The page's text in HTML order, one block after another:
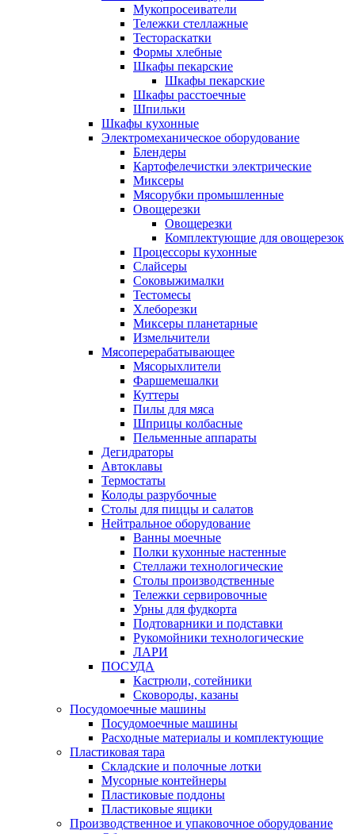
Мукопросеиватели
Тележки стеллажные
Тестораскатки
Формы хлебные
Шкафы пекарские
Шкафы пекарские
Шкафы расстоечные
Шпильки
Шкафы кухонные
Электромеханическое оборудование
Блендеры
Картофелечистки электрические
Миксеры
Мясорубки промышленные
Овощерезки
Овощерезки
Комплектующие для овощерезок
Процессоры кухонные
Слайсеры
Соковыжималки
Тестомесы
Хлеборезки
Миксеры планетарные
Измельчители
Мясоперерабатывающее
Мясорыхлители
Фаршемешалки
Куттеры
Пилы для мяса
Шприцы колбасные
Пельменные аппараты
Дегидраторы
Автоклавы
Термостаты
Колоды разрубочные
Столы для пиццы и салатов
Нейтральное оборудование
Ванны моечные
Полки кухонные настенные
Стеллажи технологические
Столы производственные
Тележки сервировочные
Урны для фудкорта
Подтоварники и подставки
Рукомойники технологические
ЛАРИ
ПОСУДА
Кастрюли, сотейники
Сковороды, казаны
Посудомоечные машины
Посудомоечные машины
Расходные материалы и комплектующие
Пластиковая тара
Складские и полочные лотки
Мусорные контейнеры
Пластиковые поддоны
Пластиковые ящики
Производственное и упаковочное оборудование